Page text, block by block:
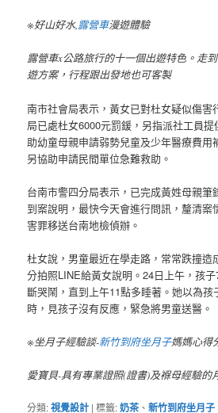
※好山好水,露營車漫遊體驗
露營車x公路旅行的十一個出遊特色。走
遊方案，行程跟出發地也可客製
南市社會局表示，黃女已對杜女疑似傷害
局已處杜女6000元罰鍰，另指派社工員
助幼童母親申請弱勢兒童及少年醫療費用
另協助申請民間單位急難救助。
台南市警四分局表示，已完成黃姓母親筆
到案說明，最快今天會進行問訊，釐清案
害罪移送台南地檢偵辦。
杜女說，男童最近在學走路，常常跌撞造
分拍照LINE給黃女說明。24日上午，孩
斷哭鬧，直到上午11點多睡著。她以為
時，見孩子沒有反應，緊急將男童送醫。
※坐月子經驗談-新竹到府坐月子媽媽心得
愛寶貝-具有專業證照(證書)及褓母經驗的
分類:視覺設計 |標籤:奶茶 、新竹到府坐月子